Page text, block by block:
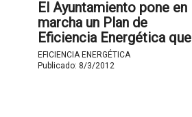
El Ayuntamiento pone en
marcha un Plan de
Eficiencia Energética que
permitirá el ahorro de un
millón de euros anuales.
EFICIENCIA ENERGÉTICA
Publicado: 8/3/2012